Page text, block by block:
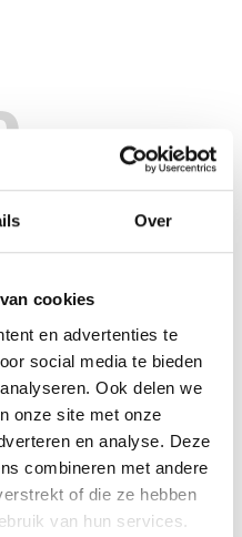
Over
cookies
en advertenties te
social media te bieden
Ook delen we
onze site met onze
en analyse. Deze
combineren met andere
of die ze hebben
van hun services.